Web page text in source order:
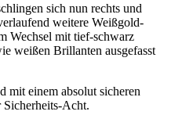
sich nun rechts und
weitere Weißgold-
Wechsel mit tief-schwarz
weißen Brillanten ausgefasst
mit einem absolut sicheren
Sicherheits-Acht.